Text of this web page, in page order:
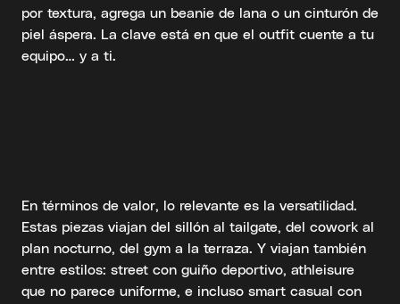
por textura, agrega un beanie de lana o un cinturón de
piel áspera. La clave está en que el outfit cuente a tu
equipo… y a ti.
En términos de valor, lo relevante es la versatilidad.
Estas piezas viajan del sillón al tailgate, del cowork al
plan nocturno, del gym a la terraza. Y viajan también
entre estilos: street con guiño deportivo, athleisure
que no parece uniforme, e incluso smart casual con